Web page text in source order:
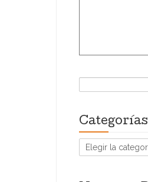
Buscar:
Categorías
Categorías